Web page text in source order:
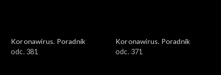
Koronawirus. Poradnik
odc. 381
Koronawirus. Poradnik
odc. 371